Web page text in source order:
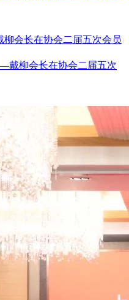
戴柳会长在协会二届五次